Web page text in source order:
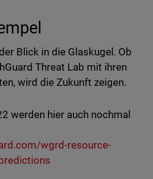
Blick in die Glaskugel. Ob
Threat Lab mit ihren
wird die Zukunft zeigen.
werden hier auch nochmal
wgrd-resource-